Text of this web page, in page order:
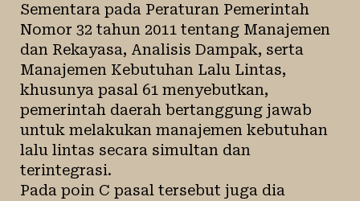
Sementara pada Peraturan Pemerintah
Nomor 32 tahun 2011 tentang Manajemen
dan Rekayasa, Analisis Dampak, serta
Manajemen Kebutuhan Lalu Lintas,
khusunya pasal 61 menyebutkan,
pemerintah daerah bertanggung jawab
untuk melakukan manajemen kebutuhan
lalu lintas secara simultan dan
terintegrasi.
Pada poin C pasal tersebut juga dia